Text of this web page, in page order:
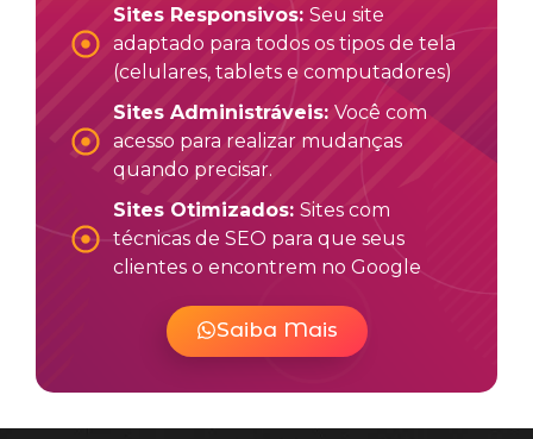
Sites Responsivos: Seu site
adaptado para todos os tipos de tela
(celulares, tablets e computadores)
Sites Administráveis: Você com
acesso para realizar mudanças
quando precisar.
Sites Otimizados: Sites com
técnicas de SEO para que seus
clientes o encontrem no Google
Saiba Mais